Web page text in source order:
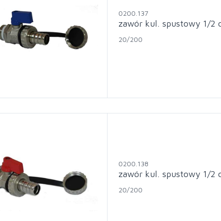
0200.137
zawór kul. spustowy 1/2
20/200
0200.138
zawór kul. spustowy 1/2
20/200